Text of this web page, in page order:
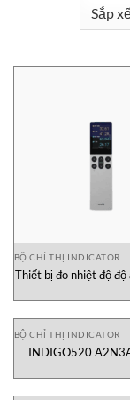
BỘ CHỈ THỊ INDICATOR
Thiết bị đo nhiệt độ độ
BỘ CHỈ THỊ INDICATOR
INDIGO520